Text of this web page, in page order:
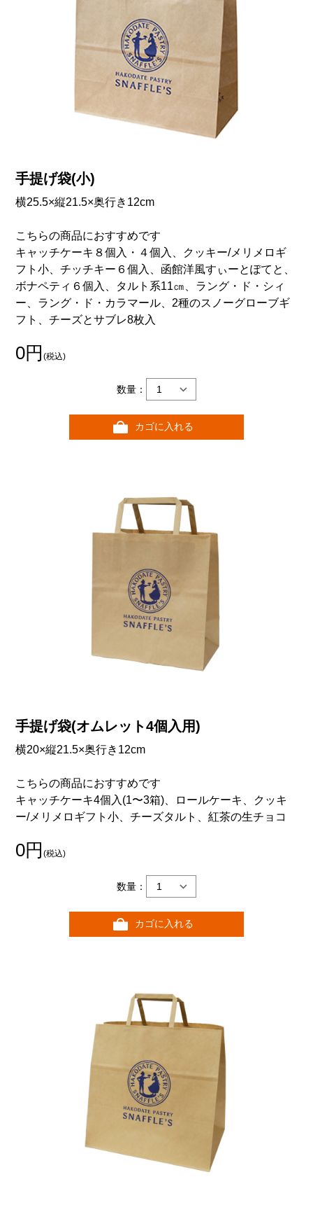
手提げ袋(小)
横25.5×縦21.5×奥行き12cm
こちらの商品におすすめです
キャッチケーキ８個入・４個入、クッキー/メリメロギ
フト小、チッチキー６個入、函館洋風すぃーとぽてと、
ボナペティ６個入、タルト系11㎝、ラング・ド・シィ
ー、ラング・ド・カラマール、2種のスノーグローブギ
フト、チーズとサブレ8枚入
0円(税込)
数量：
カゴに入れる
手提げ袋(オムレット4個入用)
横20×縦21.5×奥行き12cm
こちらの商品におすすめです
キャッチケーキ4個入(1〜3箱)、ロールケーキ、クッキ
ー/メリメロギフト小、チーズタルト、紅茶の生チョコ
0円(税込)
数量：
カゴに入れる